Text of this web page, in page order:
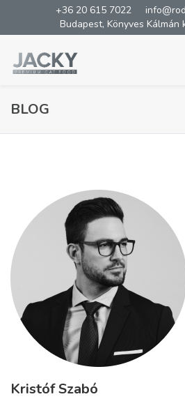
+36 20 615 7022
Budapest, Könyves Kálmán
BLOG
Kristóf Szabó